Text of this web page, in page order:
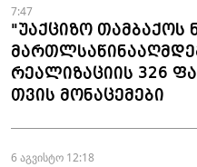
ფაქტები
7:47
"უაქციზო თამბაქოს
რეალიზაციის 326
თვის მონაცემები
6 აგვისტო 12:18